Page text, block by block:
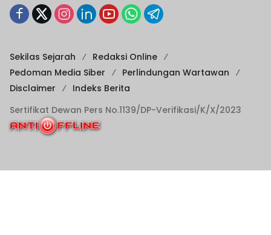
Sekilas Sejarah
Redaksi Online
Pedoman Media Siber
Perlindungan Wartawan
Disclaimer
Indeks Berita
Sertifikat Dewan Pers No.1139/DP-Verifikasi/K/X/2023